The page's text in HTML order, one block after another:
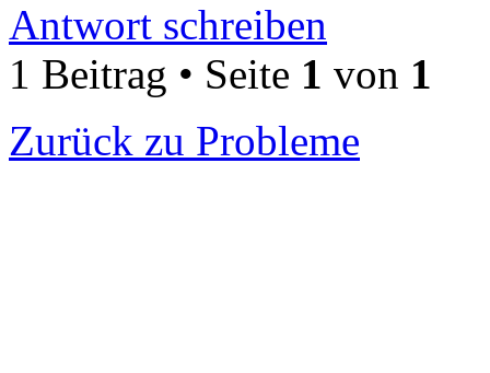
Antwort schreiben
1 Beitrag • Seite 1 von 1
Zurück zu Probleme